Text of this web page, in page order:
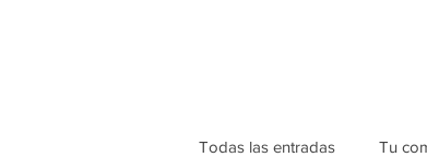
Todas las entradas Tu